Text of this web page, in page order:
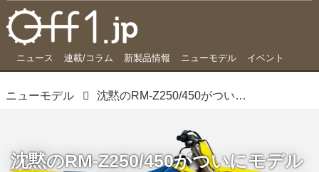
ニュース 連載/コラム 新製品情報 ニューモデル イベント
ニューモデル 沈黙のRM-Z250/450がついにモデルチェンジ。静かになっても、キックは残った
沈黙のRM-Z250/450がついにモデル